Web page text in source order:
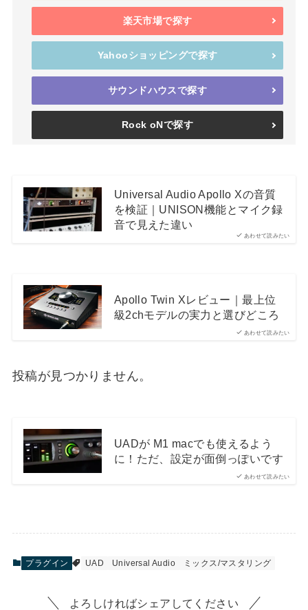
楽天市場で探す
Yahooショッピングで探す
サウンドハウスで探す
Rock oNで探す
あわせて読みたい
Universal Audio Apollo Xの音質
を検証｜UNISON機能とマイク録
音で見えた違い
あわせて読みたい
Apollo Twin Xレビュー｜最上位
級2chモデルの実力と選びどころ
投稿が見つかりません。
あわせて読みたい
UADが M1 macでも使えるよう
に！ただ、設定が面倒っぽいです
プラグイン UAD Universal Audio ミックス/マスタリング
よろしければシェアしてください